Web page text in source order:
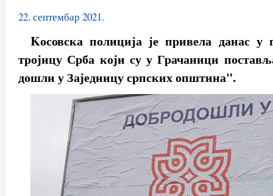
22. септембар 2021.
Kосовска полиција је привела данас у
тројицу Срба који су у Грачаници
дошли у Заједницу српских општина".